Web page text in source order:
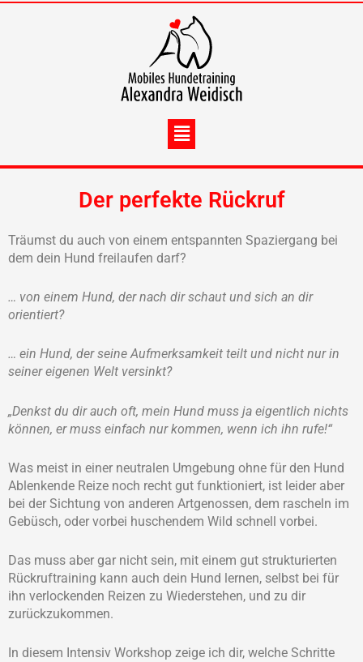
Menü
Der perfekte Rückruf
Träumst du auch von einem entspannten Spaziergang bei
dem dein Hund freilaufen darf?
… von einem Hund, der nach dir schaut und sich an dir
orientiert?
… ein Hund, der seine Aufmerksamkeit teilt und nicht nur in
seiner eigenen Welt versinkt?
„Denkst du dir auch oft, mein Hund muss ja eigentlich nichts
können, er muss einfach nur kommen, wenn ich ihn rufe!“
Was meist in einer neutralen Umgebung ohne für den Hund
Ablenkende Reize noch recht gut funktioniert, ist leider aber
bei der Sichtung von anderen Artgenossen, dem rascheln im
Gebüsch, oder vorbei huschendem Wild schnell vorbei.
Das muss aber gar nicht sein, mit einem gut strukturierten
Rückruftraining kann auch dein Hund lernen, selbst bei für
ihn verlockenden Reizen zu Wiederstehen, und zu dir
zurückzukommen.
In diesem Intensiv Workshop zeige ich dir, welche Schritte